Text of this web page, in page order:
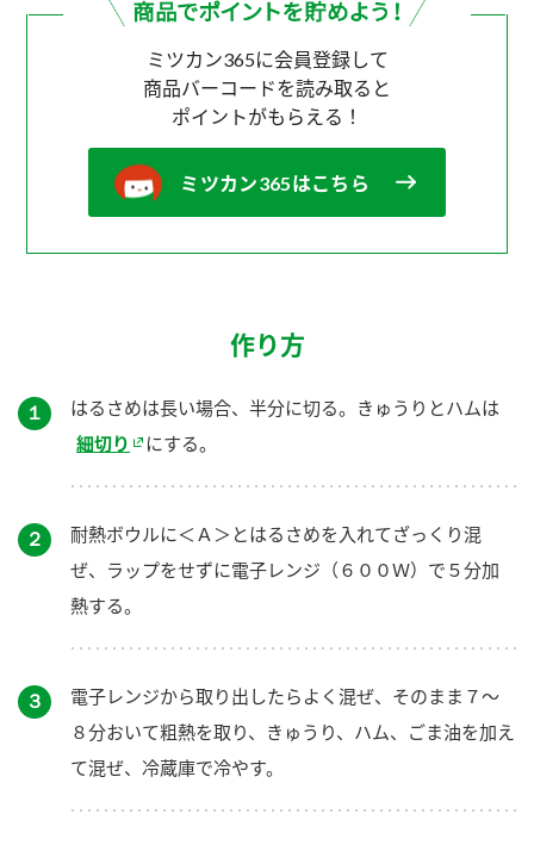
ミツカン365に会員登録して
商品バーコードを読み取ると
ポイントがもらえる！
ミツカン365はこちら
作り方
１
はるさめは長い場合、半分に切る。きゅうりとハムは
細切り
にする。
２
耐熱ボウルに＜Ａ＞とはるさめを入れてざっくり混
ぜ、ラップをせずに電子レンジ（６００Ｗ）で５分加
熱する。
３
電子レンジから取り出したらよく混ぜ、そのまま７～
８分おいて粗熱を取り、きゅうり、ハム、ごま油を加え
て混ぜ、冷蔵庫で冷やす。